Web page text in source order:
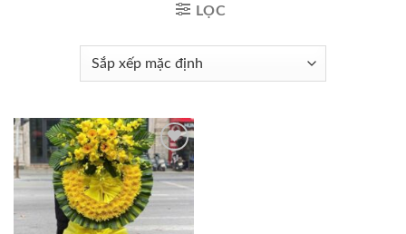
LỌC
Add to
wishlist